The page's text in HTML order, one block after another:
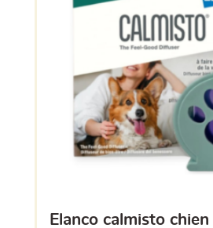
elanco calmisto chien kit complet